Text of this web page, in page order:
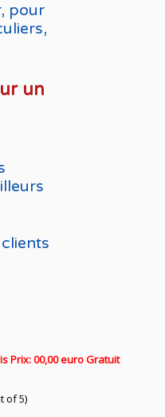
pour
un
Prix: 00,00 euro Gratuit
of 5)